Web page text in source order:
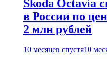
Skoda Octavia
в России по
2 млн рублей
10 месяцев спустя10